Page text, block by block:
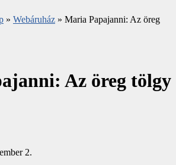
» Webáruház » Maria Papajanni: Az öreg
Az öreg tölgy
2.